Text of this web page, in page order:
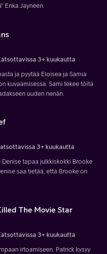
Erika Jayneen.
3+ kuukautta
ja pyytää Eloisea ja Samia
kuvaamisessa. Sami tekee töitä
uuden nenän.
3+ kuukautta
tapaa julkkiskokki Brooke
saa tietää, että Brooke on
The Movie Star
3+ kuukautta
irtoamiseen. Patrick kysyy